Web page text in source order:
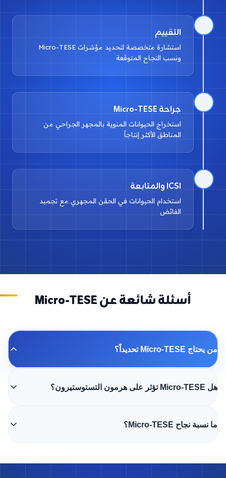
التقييم
استشارة متخصصة لتحديد مؤشرات Micro-TESE
ونسب النجاح المتوقعة
جراحة Micro-TESE
استخراج الحيوانات المنوية بالمجهر الجراحي من
المناطق الأكثر إنتاجاً
ICSI والمتابعة
استخدام الحيوانات في الحقن المجهري مع تجميد
الفائض
أسئلة شائعة عن Micro-TESE
من يحتاج Micro-TESE تحديداً؟
هل Micro-TESE تؤثر على هرمون التستوستيرون؟
ما نسبة نجاح Micro-TESE؟